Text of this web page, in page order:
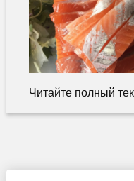
Читайте полный